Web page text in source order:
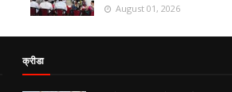
August 01, 2026
क्रीडा